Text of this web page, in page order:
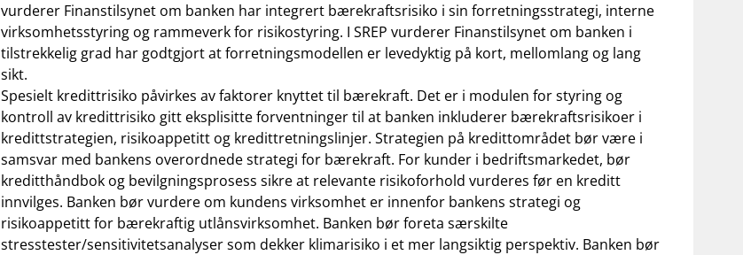
vurderer Finanstilsynet om banken har integrert bærekraftsrisiko i sin forretningsstrategi, interne
virksomhetsstyring og rammeverk for risikostyring. I SREP vurderer Finanstilsynet om banken i
tilstrekkelig grad har godtgjort at forretningsmodellen er levedyktig på kort, mellomlang og lang
sikt.
Spesielt kredittrisiko påvirkes av faktorer knyttet til bærekraft. Det er i modulen for styring og
kontroll av kredittrisiko gitt eksplisitte forventninger til at banken inkluderer bærekraftsrisikoer i
kredittstrategien, risikoappetitt og kredittretningslinjer. Strategien på kredittområdet bør være i
samsvar med bankens overordnede strategi for bærekraft. For kunder i bedriftsmarkedet, bør
kreditthåndbok og bevilgningsprosess sikre at relevante risikoforhold vurderes før en kreditt
innvilges. Banken bør vurdere om kundens virksomhet er innenfor bankens strategi og
risikoappetitt for bærekraftig utlånsvirksomhet. Banken bør foreta særskilte
stresstester/sensitivitetsanalyser som dekker klimarisiko i et mer langsiktig perspektiv. Banken bør